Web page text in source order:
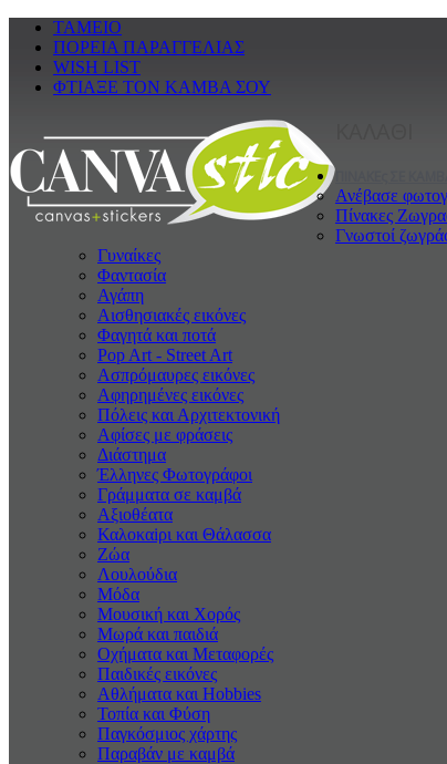
ΤΑΜΕΙΟ
ΠΟΡΕΙΑ ΠΑΡΑΓΓΕΛΙΑΣ
WISH LIST
ΦΤΙΑΞΕ ΤΟΝ ΚΑΜΒΑ ΣΟΥ
Ανέβασε
Πίνακες
Γνωστοί
Γυναίκες
Φαντασία
Αγάπη
Αισθησιακές εικόνες
Φαγητά και ποτά
Pop Art - Street Art
Ασπρόμαυρες εικόνες
Αφηρημένες εικόνες
Πόλεις και Αρχιτεκτονική
Αφίσες με φράσεις
Διάστημα
Έλληνες Φωτογράφοι
Γράμματα σε καμβά
Αξιοθέατα
Καλοκαiρι και Θάλασσα
Ζώα
Λουλούδια
Μόδα
Μουσική και Χορός
Μωρά και παιδιά
Οχήματα και Μεταφορές
Παιδικές εικόνες
Αθλήματα και Hobbies
Τοπία και Φύση
Παγκόσμιος χάρτης
Παραβάν με καμβά